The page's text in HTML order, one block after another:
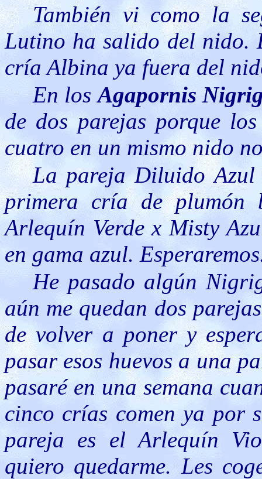
También vi como la
Lutino ha salido del nido.
cría Albina ya fuera del
En losAgapornis
de dos parejas porque
cuatro en un mismo nido
La pareja Diluido
primera cría de
Arlequín Verde x Misty
en gama azul.
He pasado algún
aún me quedan dos
de volver a poner y
pasar esos huevos a una
pasaré en una semana
cinco crías comen ya por
pareja es el Arlequín
quiero quedarme. Les